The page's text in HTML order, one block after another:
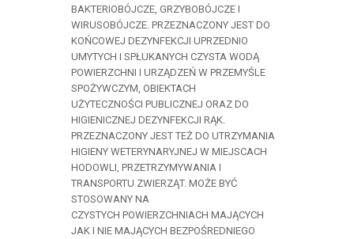
BAKTERIOBÓJCZE, GRZYBOBÓJCZE I
WIRUSOBÓJCZE. PRZEZNACZONY JEST DO
KOŃCOWEJ DEZYNFEKCJI UPRZEDNIO
UMYTYCH I SPŁUKANYCH CZYSTA WODĄ
POWIERZCHNI I URZĄDZEŃ W PRZEMYŚLE
SPOŻYWCZYM, OBIEKTACH
UŻYTECZNOŚCI PUBLICZNEJ ORAZ DO
HIGIENICZNEJ DEZYNFEKCJI RĄK.
PRZEZNACZONY JEST TEŻ DO UTRZYMANIA
HIGIENY WETERYNARYJNEJ W MIEJSCACH
HODOWLI, PRZETRZYMYWANIA I
TRANSPORTU ZWIERZĄT. MOŻE BYĆ
STOSOWANY NA
CZYSTYCH POWIERZCHNIACH MAJĄCYCH
JAK I NIE MAJĄCYCH BEZPOŚREDNIEGO